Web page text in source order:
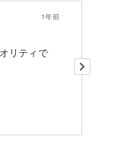
1年前
リティで